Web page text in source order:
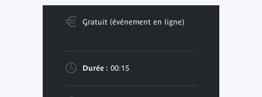
Gratuit (événement en ligne)
Durée : 00:15